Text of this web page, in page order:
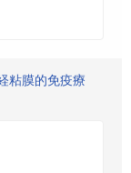
粘膜的免疫療